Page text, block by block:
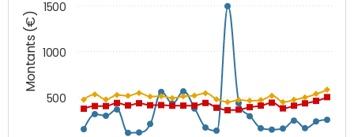
Montants (€)
500
1000
1500